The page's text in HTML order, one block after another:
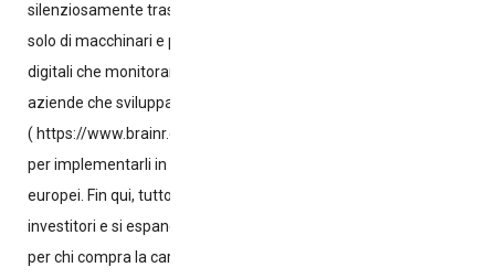
silenziosamente trasformata: gli impianti non sono più dotati
solo di macchinari e personale, ma sempre più anche di sistemi
digitali che monitorano ogni fase della produzione. Una delle
aziende che sviluppano questi strumenti è BRAINR
( https://www.brainr.com/ ) , che ha ricevuto nuovi investimenti
per implementarli in un maggior numero di stabilimenti
europei. Fin qui, tutto normale: un’azienda cresce, trova
investitori e si espande. Ma la vera domanda è: cosa cambia
per chi compra la carne? Comprendere la provenienza della